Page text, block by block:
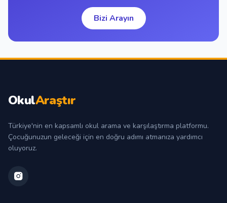
Bizi Arayın
OkulAraştır
Türkiye'nin en kapsamlı okul arama ve karşılaştırma platformu.
Çocuğunuzun geleceği için en doğru adımı atmanıza yardımcı
oluyoruz.